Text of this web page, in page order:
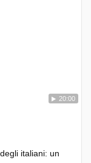
20:00
italiani: un